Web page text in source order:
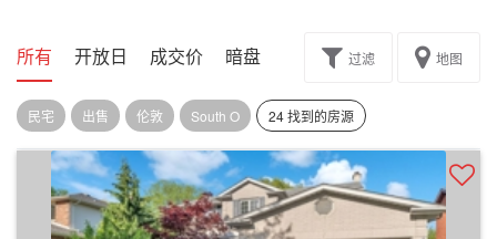
所有 开放日 成交价 暗盘 楼花转让过滤 地图
民宅 出售 伦敦 South O 24 找到的房源